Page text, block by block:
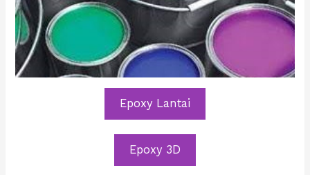
Epoxy Lantai
Epoxy 3D